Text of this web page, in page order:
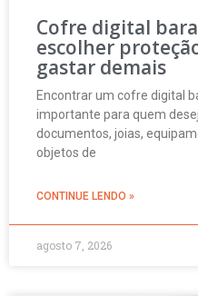
Cofre digital
escolher
gastar demais
Encontrar um cofre digital
importante para quem
documentos, joias,
objetos de
CONTINUE LENDO »
agosto 7, 2026